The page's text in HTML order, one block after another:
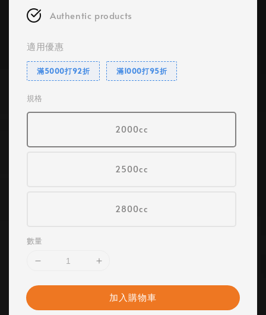
Authentic products
適用優惠
滿5000打92折 滿1000打95折
規格
2000cc
2500cc
2800cc
數量
加入購物車